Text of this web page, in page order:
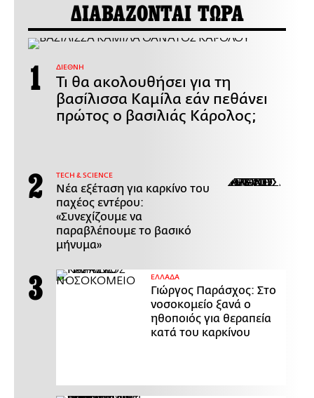
ΔΙΑΒΑΖΟΝΤΑΙ ΤΩΡΑ
ΔΙΕΘΝΗ
Τι θα ακολουθήσει για τη
βασίλισσα Καμίλα εάν πεθάνει
πρώτος ο βασιλιάς Κάρολος;
ΤECH & SCIENCE
Νέα εξέταση για καρκίνο του
παχέος εντέρου:
«Συνεχίζουμε να
παραβλέπουμε το βασικό
μήνυμα»
ΕΛΛΑΔΑ
Γιώργος Παράσχος: Στο
νοσοκομείο ξανά ο
ηθοποιός για θεραπεία
κατά του καρκίνου